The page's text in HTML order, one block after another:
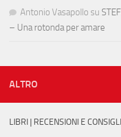
Antonio Vasapollo su
– Una rotonda per amare
ALTRO
LIBRI | RECENSIONI E CONSIGLI